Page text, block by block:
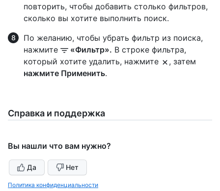
повторить, чтобы добавить столько фильтров,
сколько вы хотите выполнить поиск.
По желанию, чтобы убрать фильтр из поиска,
нажмите
«Фильтр». В строке фильтра,
который хотите удалить, нажмите
, затем
нажмите Применить.
Справка и поддержка
Вы нашли что вам нужно?
Да Нет
Политика конфиденциальности